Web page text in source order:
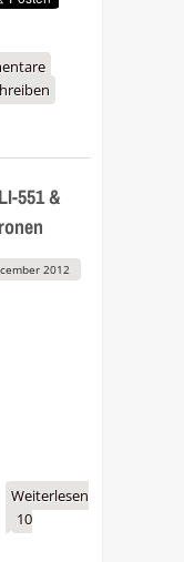
–
551 &
2012
Weiterlesen
über
10